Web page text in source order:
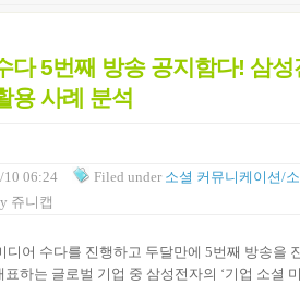
다 5번째 방송 공지함다! 삼
용 사례 분석
10 06:24 Filed under 소셜 커뮤니케이션/
쥬니캡
디어 수다를 진행하고 두달만에 5번째 방송을
하는 글로벌 기업 중 삼성전자의 ‘기업 소셜